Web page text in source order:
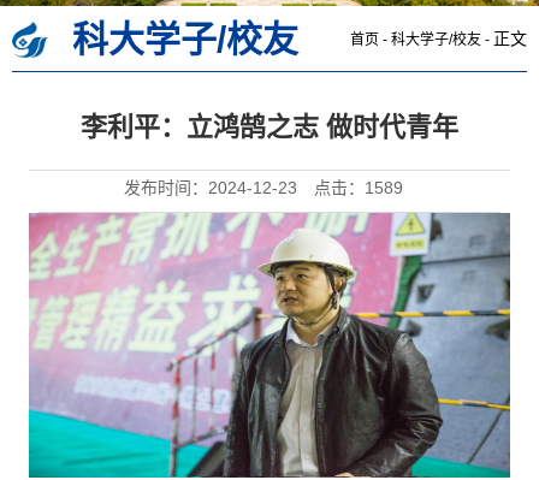
科大学子/校友 首页 - 科大学子/校友 - 正文
李利平：立鸿鹄之志 做时代青年
发布时间：2024-12-23 点击： 1589